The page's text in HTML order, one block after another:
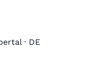
· DE